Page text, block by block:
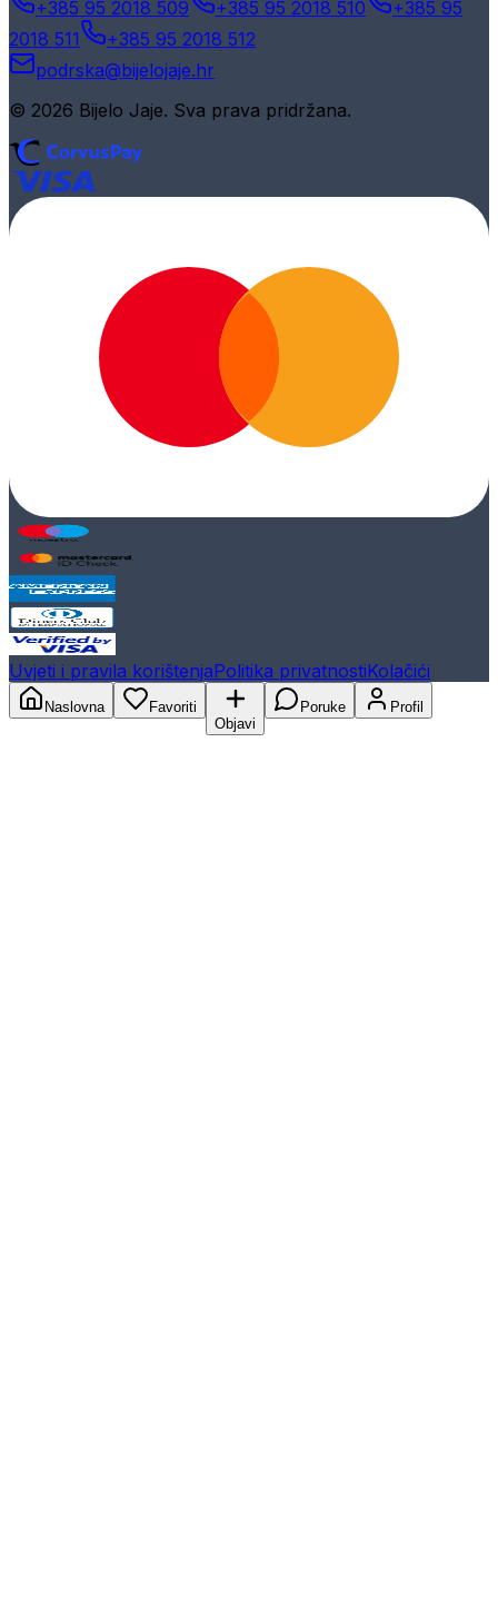
+385 95 2018 509 +385 95 2018 510
+385 95
2018 511
+385 95 2018 512
podrska@bijelojaje.hr
© 2026 Bijelo Jaje. Sva prava pridržana.
Uvjeti i pravila korištenjaPolitika privatnostiKolačići
Naslovna
Favoriti
Objavi
Poruke Profil